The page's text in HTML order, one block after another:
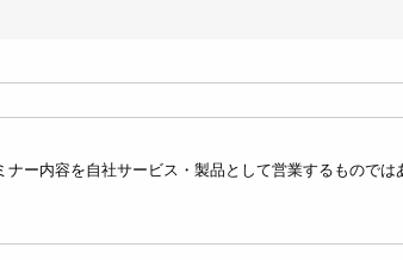
ー内容を自社サービス・製品として営業するものでは